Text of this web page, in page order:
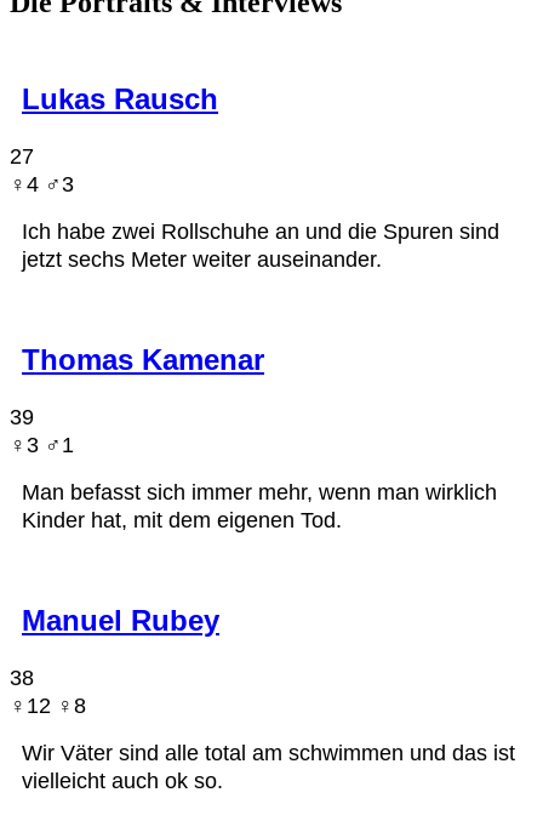
Lukas Rausch
27
♀︎4 ♂︎3
Ich habe zwei Rollschuhe an und die Spuren sind
jetzt sechs Meter weiter auseinander.
Thomas Kamenar
39
♀︎3 ♂︎1
Man befasst sich immer mehr, wenn man wirklich
Kinder hat, mit dem eigenen Tod.
Manuel Rubey
38
♀︎12 ♀︎8
Wir Väter sind alle total am schwimmen und das ist
vielleicht auch ok so.